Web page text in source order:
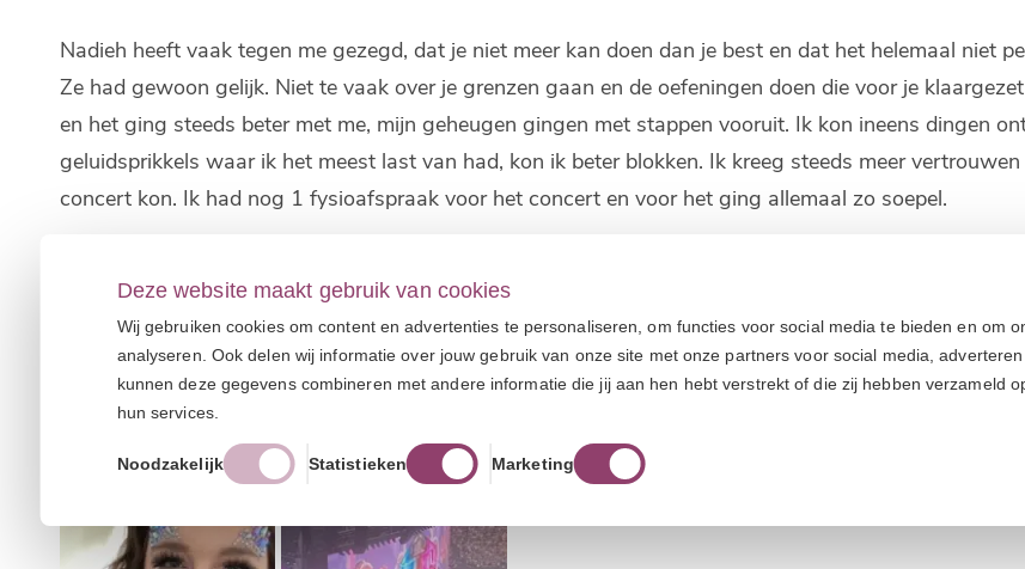
Deze website maakt gebruik van cookies
Wij gebruiken cookies om content en advertenties te personaliseren, om functies voor social media te bieden en om
analyseren. Ook delen wij informatie over jouw gebruik van onze site met onze partners voor social media,
kunnen deze gegevens combineren met andere informatie die jij aan hen hebt verstrekt of die zij hebben verzameld
hun services.
Noodzakelijk Statistieken Marketing
Nadieh heeft vaak tegen me gezegd, dat je niet meer kan doen dan je best en dat het helemaal niet
Ze had gewoon gelijk. Niet te vaak over je grenzen gaan en de oefeningen doen die voor je
en het ging steeds beter met me, mijn geheugen gingen met stappen vooruit. Ik kon ineens dingen
geluidsprikkels waar ik het meest last van had, kon ik beter blokken. Ik kreeg steeds meer
concert kon. Ik had nog 1 fysioafspraak voor het concert en voor het ging allemaal zo soepel.
geholpen. Dus als je net als ik een NAH (niet aangeboren hersenaandoening) hebt, doe de
nog steeds niet helemaal de oude ik, maar de bouwstenen zijn gelegd door het team van TIGRA
Groet, Sharissa